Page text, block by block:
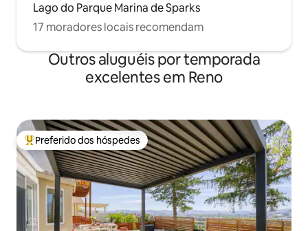
Lago do Parque Marina de Sparks
17 moradores locais recomendam
Outros aluguéis por temporada
excelentes em Reno
Entre os melhores preferidos dos hóspedes
Preferido dos hóspedes